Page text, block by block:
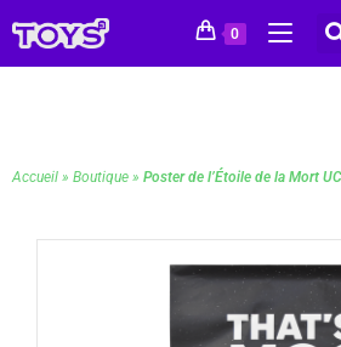
0
Accueil » Boutique » Poster de l’Étoile de la Mort